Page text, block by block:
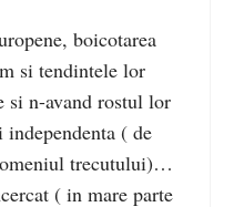
boicotarea
si tendintele lor
si n-avand rostul lor
( de
trecutului)…
( in mare parte